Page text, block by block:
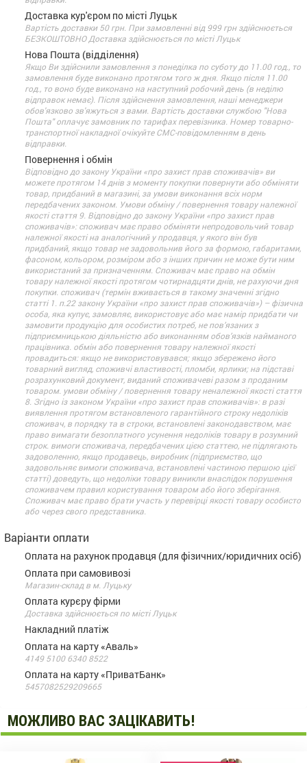
Доставка кур'єром по місті Луцьк
Вартість доставки 50 грн. При замовленні від 999 грн здійснюється
БЕЗКОШТОВНО Доставка здійснюється по місті Луцьк
Нова Пошта (відділення)
Якщо Ви здійснили замовлення з понеділка по суботу до 11.00 год., то
замовлення буде виконано протягом того ж дня. Якщо після 11.00
год., то воно буде виконано на наступний робочий день (в неділю
відправок немає). Після здійснення замовлення, наші менеджери
обов'язково зв'яжуться з вами. Вартість доставки службою "Нова
Пошта" оплачує замовник по тарифах перевізника. Номер товарно-
транспортної накладної очікуйте СМС-повідомленням в день
відправки.
Повернення і обмін
Відповідно до закону України «про захист прав споживачів» ви
можете протягом 14 днів з моменту покупки повернути або обміняти
товар, придбаний в магазині, за умови виконання всіх норм
передбачених законом. Умови обміну / повернення товару належної
якості стаття 9. Відповідно до закону України «про захист прав
споживачів»: споживач має право обміняти непродовольчий товар
належної якості на аналогічний у продавця, у якого він був
придбаний, якщо товар не задовольнив його за формою, габаритами,
фасоном, кольором, розміром або з інших причин не може бути ним
використаний за призначенням. Споживач має право на обмін
товару належної якості протягом чотирнадцяти днів, не рахуючи дня
покупки. споживач (термін вживається в такому значенні згідно
статті 1. п.22 закону України «про захист прав споживачів») – фізична
особа, яка купує, замовляє, використовує або має намір придбати чи
замовити продукцію для особистих потреб, не пов’язаних з
підприємницькою діяльністю або виконанням обов’язків найманого
працівника. обмін або повернення товару належної якості
провадиться: якщо не використовувався; якщо збережено його
товарний вигляд, споживчі властивості, пломби, ярлики; на підставі
розрахунковий документ, виданий споживачеві разом з проданим
товаром. умови обміну / повернення товару неналежної якості стаття
8. Згідно із законом України «про захист прав споживачів»: в разі
виявлення протягом встановленого гарантійного строку недоліків
споживач, в порядку та в строки, встановлені законодавством, має
право вимагати безоплатного усунення недоліків товару в розумний
строк. вимоги споживача, передбачених цією статтею, не підлягають
задоволенню, якщо продавець, виробник (підприємство, що
задовольняє вимоги споживача, встановлені частиною першою цієї
статті) доведуть, що недоліки товару виникли внаслідок порушення
споживачем правил користування товаром або його зберігання.
Споживач має право брати участь у перевірці якості товару особисто
або через свого представника.
Варіанти оплати
Оплата на рахунок продавця (для фізичних/юридичних осіб)
Оплата при самовивозі
Магазин-склад в м. Луцьку
Оплата курєру фірми
Доставка здійснюється по місті Луцьк
Накладний платіж
Оплата на карту «Аваль»
4149 5100 6340 8522
Оплата на карту «ПриватБанк»
5457082529209665
МОЖЛИВО ВАС ЗАЦІКАВИТЬ!